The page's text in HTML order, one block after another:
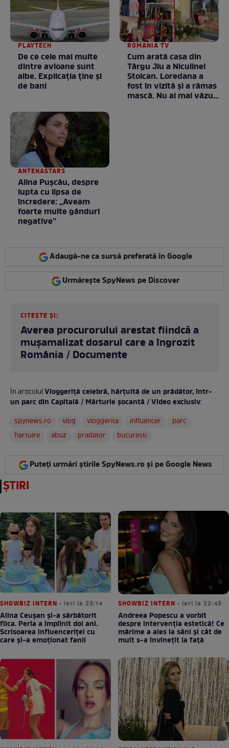
PLAYTECH
De ce cele mai multe
dintre avioane sunt
albe. Explicația ține și
de bani
ROMANIA TV
Cum arată casa din
Târgu Jiu a Niculinei
Stoican. Loredana a
fost în vizită și a rămas
mască. Nu ai mai văzut
ANTENASTARS
Alina Pușcău, despre
lupta cu lipsa de
încredere: „Aveam
foarte multe gânduri
negative”
Adaugă-ne ca sursă preferată în Google
Urmărește SpyNews pe Discover
CITEȘTE ȘI:
Averea procurorului arestat fiindcă a
mușamalizat dosarul care a îngrozit
România / Documente
În articolulVloggeriță celebră, hărțuită de un prădător, într-
un parc din Capitală / Mărturie șocantă / Video exclusiv:
spynews.ro
vlog vloggerita influencer
parc
hartuire
abuz pradator bucuresti
Puteți urmări știrile SpyNews.ro și pe Google News
ȘTIRI
SHOWBIZ INTERN • ieri la 23:14
Alina Ceușan și-a sărbătorit
fiica. Perla a împlinit doi ani.
Scrisoarea influenceriței cu
care și-a emoționat fanii
SHOWBIZ INTERN • ieri la 22:43
Andreea Popescu a vorbit
despre intervenția estetică! Ce
mărime a ales la sâni și cât de
mult s-a învinețit la față